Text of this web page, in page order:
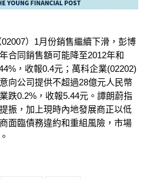
）1月份銷售繼續下滑，彭博
合同銷售額可能降至2012年和
，收報0.4元；萬科企業(02202)
向公司提供不超過28億元人民幣
跌0.2%，收報5.44元。譚朗蔚指
振，加上現時內地發展商正以低
面臨債務違約和重組風險，市場